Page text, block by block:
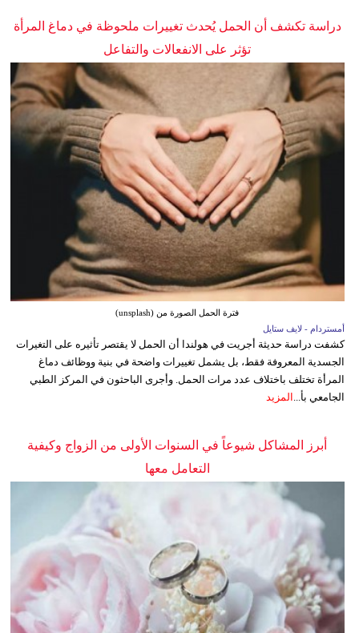
دراسة تكشف أن الحمل يُحدث تغييرات ملحوظة في دماغ المرأة
تؤثر على الانفعالات والتفاعل
فترة الحمل الصورة من (unsplash)
أمستردام - لايف ستايل
كشفت دراسة حديثة أجريت في هولندا أن الحمل لا يقتصر تأثيره على التغيرات
الجسدية المعروفة فقط، بل يشمل تغييرات واضحة في بنية ووظائف دماغ
المرأة تختلف باختلاف عدد مرات الحمل. وأجرى الباحثون في المركز الطبي
الجامعي بأ... المزيد
أبرز المشاكل شيوعاً في السنوات الأولى من الزواج وكيفية
التعامل معها